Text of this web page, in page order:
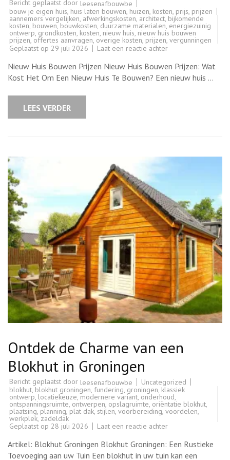
Bericht geplaatst door leesenafbouwbe
bouw je eigen huis, huis laten bouwen, huizen, kosten, prijs, prijzen
aannemers vergelijken, afwerkingskosten, architect, bijkomende
kosten, bouwen, bouwkosten, duurzame materialen, energiezuinig
ontwerp, grondkosten, kosten, nieuw huis, nieuw huis bouwen
prijzen, offertes aanvragen, overige kosten, prijzen, vergunningen
Geplaatst op 29 juli 2026 Laat een reactie achterop
voor
het
Bouwen
van
Nieuw Huis Bouwen Prijzen Nieuw Huis Bouwen Prijzen: Wat
Kost Het Om Een Nieuw Huis Te Bouwen? Een nieuw huis …
LEES VERDER
Ontdek de Charme van een
Blokhut in Groningen
Bericht geplaatst door leesenafbouwbe
Uncategorized
blokhut, blokhut groningen, fundering, groningen, klassiek
ontwerp, locatiekeuze,modernere variant, onderhoud,
ontspanningsruimte, ontwerpen, opslagruimte, oriëntatie blokhut,
plaatsing, planning, plat dak, stijlen, voorbereiding, voordelen,
werkplek, zadeldak
Geplaatst op 28 juli 2026 Laat een reactie achterop
de
Charme
van
Artikel: Blokhut Groningen Blokhut Groningen: Een Rustieke
Toevoeging aan uw Tuin Een blokhut in uw tuin kan een